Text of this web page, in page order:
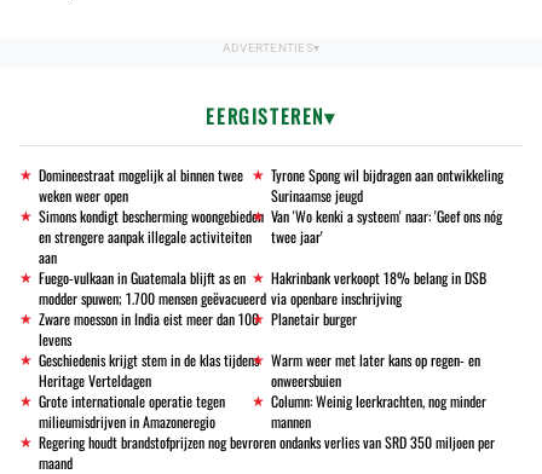
EERGISTEREN
Domineestraat mogelijk al binnen twee
weken weer open
Tyrone Spong wil bijdragen aan ontwikkeling
Surinaamse jeugd
Simons kondigt bescherming woongebieden
en strengere aanpak illegale activiteiten
aan
Van 'Wo kenki a systeem' naar: 'Geef ons nóg
twee jaar'
Fuego-vulkaan in Guatemala blijft as en
modder spuwen; 1.700 mensen geëvacueerd
Hakrinbank verkoopt 18% belang in DSB
via openbare inschrijving
Zware moesson in India eist meer dan 100
levens
Planetair burger
Geschiedenis krijgt stem in de klas tijdens
Heritage Verteldagen
Warm weer met later kans op regen- en
onweersbuien
Grote internationale operatie tegen
milieumisdrijven in Amazoneregio
Column: Weinig leerkrachten, nog minder
mannen
Regering houdt brandstofprijzen nog bevroren ondanks verlies van SRD 350 miljoen per
maand